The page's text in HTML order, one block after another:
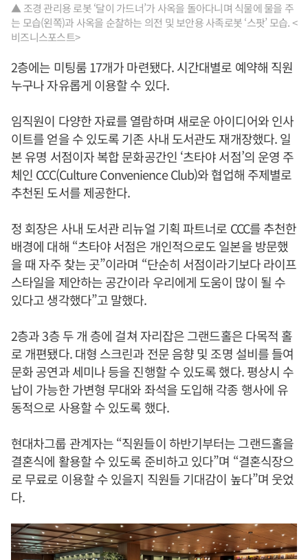
▲ 조경 관리용 로봇 ‘달이 가드너’가 사옥을 돌아다니며 식물에 물을 주
는 모습(왼쪽)과 사옥을 순찰하는 의전 및 보안용 사족로봇 ‘스팟’ 모습. <
비즈니스포스트>
2층에는 미팅룸 17개가 마련됐다. 시간대별로 예약해 직원
누구나 자유롭게 이용할 수 있다.
임직원이 다양한 자료를 열람하며 새로운 아이디어와 인사
이트를 얻을 수 있도록 기존 사내 도서관도 재개장했다. 일
본 유명 서점이자 복합 문화공간인 ‘츠타야 서점’의 운영 주
체인 CCC(Culture Convenience Club)와 협업해 주제별로
추천된 도서를 제공한다.
정 회장은 사내 도서관 리뉴얼 기획 파트너로 CCC를 추천한
배경에 대해 “츠타야 서점은 개인적으로도 일본을 방문했
을 때 자주 찾는 곳”이라며 “단순히 서점이라기보다 라이프
스타일을 제안하는 공간이라 우리에게 도움이 많이 될 수
있다고 생각했다”고 말했다.
2층과 3층 두 개 층에 걸쳐 자리잡은 그랜드홀은 다목적 홀
로 개편됐다. 대형 스크린과 전문 음향 및 조명 설비를 들여
문화 공연과 세미나 등을 진행할 수 있도록 했다. 평상시 수
납이 가능한 가변형 무대와 좌석을 도입해 각종 행사에 유
동적으로 사용할 수 있도록 했다.
현대차그룹 관계자는 “직원들이 하반기부터는 그랜드홀을
결혼식에 활용할 수 있도록 준비하고 있다”며 “결혼식장으
로 무료로 이용할 수 있을지 직원들 기대감이 높다”며 웃었
다.